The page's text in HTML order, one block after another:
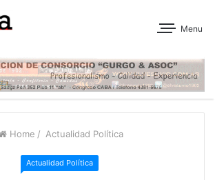
Menu
Home / Actualidad Política
Actualidad Política